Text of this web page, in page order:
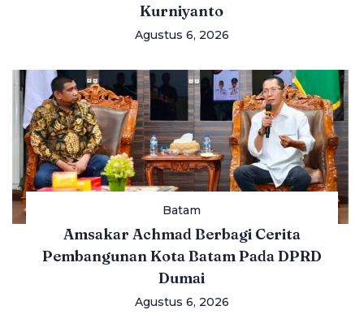
Kurniyanto
Agustus 6, 2026
Batam
Amsakar Achmad Berbagi Cerita
Pembangunan Kota Batam Pada DPRD
Dumai
Agustus 6, 2026